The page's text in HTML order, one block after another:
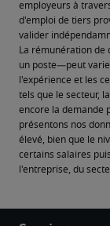
employeurs à
d'emploi de tiers
valider
La rémunération
un poste—peut
l'expérience et les
tels que le secteur,
encore la demande
présentons nos
élevé, bien que le
certains salaires
l'entreprise, du